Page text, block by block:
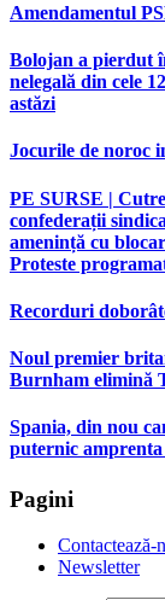
Amendamentul
Bolojan a pierdut
nelegală din cele
astăzi
Jocurile de noroc
PE SURSE |
confederații
amenință cu
Proteste
Recorduri
Noul premier
Burnham elimină
Spania, din nou
puternic
Pagini
Contactează-
Newsletter